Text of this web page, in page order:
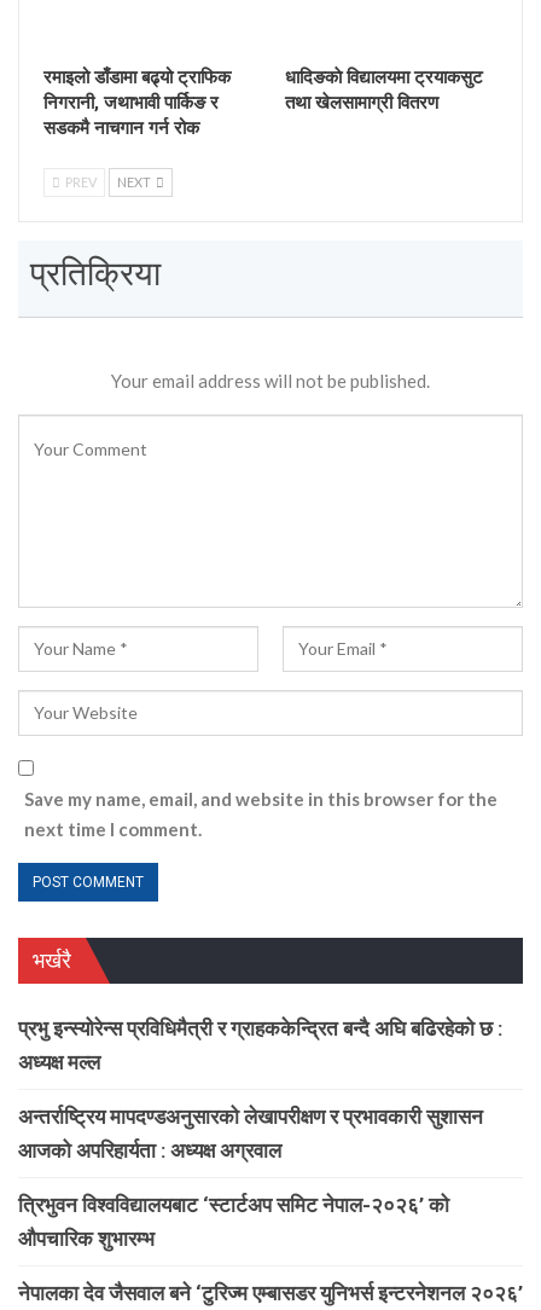
रमाइलो डाँडामा बढ्यो ट्राफिक
निगरानी, जथाभावी पार्किङ र
सडकमै नाचगान गर्न रोक
धादिङकाे विद्यालयमा ट्रयाकसुट
तथा खेलसामाग्री वितरण
PREV NEXT
प्रतिक्रिया
Your email address will not be published.
Save my name, email, and website in this browser for the
next time I comment.
भर्खरै
प्रभु इन्स्योरेन्स प्रविधिमैत्री र ग्राहककेन्द्रित बन्दै अघि बढिरहेको छ :
अध्यक्ष मल्ल
अन्तर्राष्ट्रिय मापदण्डअनुसारको लेखापरीक्षण र प्रभावकारी सुशासन
आजको अपरिहार्यता : अध्यक्ष अग्रवाल
त्रिभुवन विश्वविद्यालयबाट ‘स्टार्टअप समिट नेपाल-२०२६’ को
औपचारिक शुभारम्भ
नेपालका देव जैसवाल बने ‘टुरिज्म एम्बासडर युनिभर्स इन्टरनेशनल २०२६’